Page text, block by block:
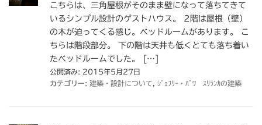
こちらは、三角屋根がそのまま壁になって落ちてきて
いるシンプル設計のゲストハウス。 2階は屋根（壁）
の木が迫ってくる感じ。ベッドルームがあります。 こ
ちらは階段部分。 下の階は天井も低くとても落ち着い
たベッドルームでした。 […]
公開済み: 2015年5月27日
カテゴリー: 建築・設計について ｼﾞｪﾌﾘｰ・ﾊﾞﾜ ｽﾘﾗﾝｶの建築